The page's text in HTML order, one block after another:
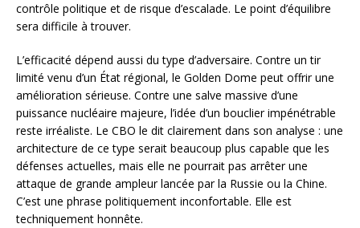
contrôle politique et de risque d’escalade. Le point d’équilibre
sera difficile à trouver.
L’efficacité dépend aussi du type d’adversaire. Contre un tir
limité venu d’un État régional, le Golden Dome peut offrir une
amélioration sérieuse. Contre une salve massive d’une
puissance nucléaire majeure, l’idée d’un bouclier impénétrable
reste irréaliste. Le CBO le dit clairement dans son analyse : une
architecture de ce type serait beaucoup plus capable que les
défenses actuelles, mais elle ne pourrait pas arrêter une
attaque de grande ampleur lancée par la Russie ou la Chine.
C’est une phrase politiquement inconfortable. Elle est
techniquement honnête.